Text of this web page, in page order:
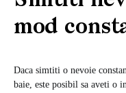
mod
Daca simtiti o nevoie
baie, este posibil sa aveti o